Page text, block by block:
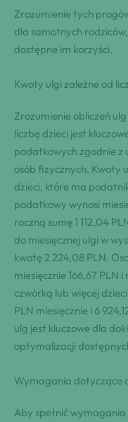
Zrozumienie tych
dla samotnych
dostępne im korzyści.
Kwoty ulgi zależne od
Zrozumienie obliczeń
liczbę dzieci jest
podatkowych zgodnie z
osób fizycznych. Kwoty
dzieci, które ma
podatkowy wynosi
roczną sumę 1 112,04
do miesięcznej ulgi w
kwotę 2 224,08 PLN.
miesięcznie 166,67 PLN
czwórką lub więcej
PLN miesięcznie i 6
ulg jest kluczowe dla
optymalizacji
Wymagania dotyczące
Aby spełnić